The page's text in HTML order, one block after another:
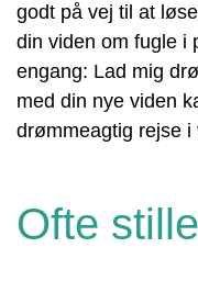
godt på vej til at
din viden om fugle i
engang: Lad mig
med din nye viden
drømmeagtig rejse i
Ofte